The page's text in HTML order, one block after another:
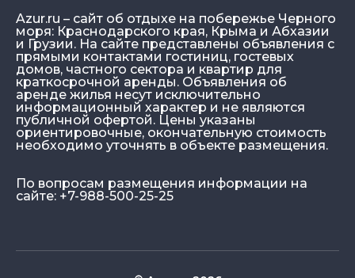
Azur.ru – сайт об отдыхе на побережье Черного
моря: Краснодарского края, Крыма и Абхазии
и Грузии. На сайте представлены объявления с
прямыми контактами гостиниц, гостевых
домов, частного сектора и квартир для
краткосрочной аренды. Объявления об
аренде жилья несут исключительно
информационный характер и не являются
публичной офертой. Цены указаны
ориентировочные, окончательную стоимость
необходимо уточнять в объекте размещения.
По вопросам размещения информации на
сайте: +7-988-500-25-25